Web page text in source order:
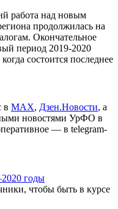
работа над новым
продолжилась на
Окончательное
период 2019-2020
состоится последнее
в МАХ, Дзен.Новости, а
новостями УрФО в
— в telegram-
годы
чтобы быть в курсе